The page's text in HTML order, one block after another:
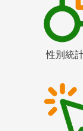
性別統